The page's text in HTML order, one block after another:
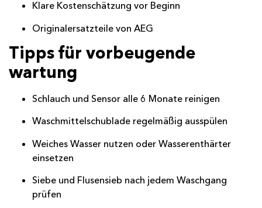
Klare Kostenschätzung vor Beginn
Originalersatzteile von AEG
Tipps für vorbeugende
wartung
Schlauch und Sensor alle 6 Monate reinigen
Waschmittelschublade regelmäßig ausspülen
Weiches Wasser nutzen oder Wasserenthärter
einsetzen
Siebe und Flusensieb nach jedem Waschgang
prüfen